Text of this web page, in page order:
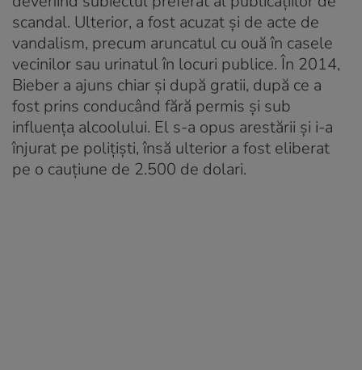
scandal. Ulterior, a fost acuzat și de acte de
vandalism, precum aruncatul cu ouă în casele
vecinilor sau urinatul în locuri publice. În 2014,
Bieber a ajuns chiar și după gratii, după ce a
fost prins conducând fără permis și sub
influența alcoolului. El s-a opus arestării și i-a
înjurat pe polițiști, însă ulterior a fost eliberat
pe o cauțiune de 2.500 de dolari.